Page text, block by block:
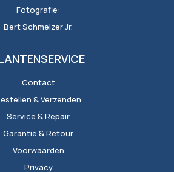
Fotografie:
Bert Schmelzer Jr.
Contact
& Verzenden
Service & Repair
Garantie & Retour
Voorwaarden
Privacy